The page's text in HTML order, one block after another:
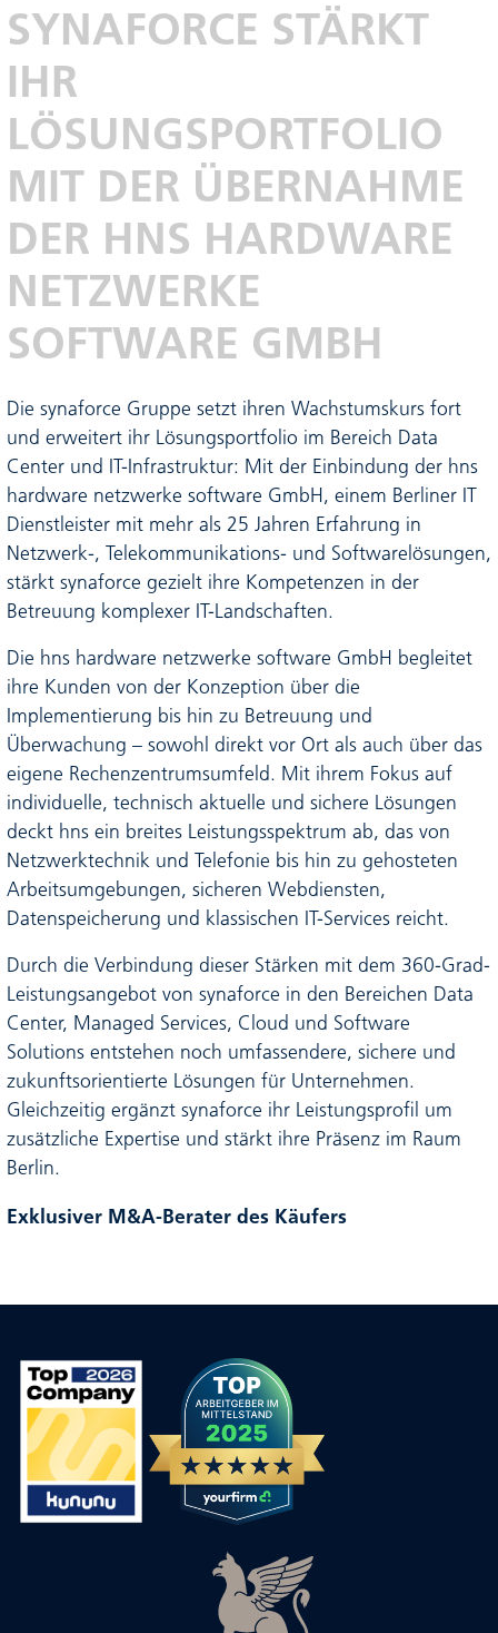
SYNAFORCE STÄRKT
IHR
LÖSUNGSPORTFOLIO
MIT DER ÜBERNAHME
DER HNS HARDWARE
NETZWERKE
SOFTWARE GMBH
Die synaforce Gruppe setzt ihren Wachstumskurs fort
und erweitert ihr Lösungsportfolio im Bereich Data
Center und IT-Infrastruktur: Mit der Einbindung der hns
hardware netzwerke software GmbH, einem Berliner IT
Dienstleister mit mehr als 25 Jahren Erfahrung in
Netzwerk-, Telekommunikations- und Softwarelösungen,
stärkt synaforce gezielt ihre Kompetenzen in der
Betreuung komplexer IT-Landschaften.
Die hns hardware netzwerke software GmbH begleitet
ihre Kunden von der Konzeption über die
Implementierung bis hin zu Betreuung und
Überwachung – sowohl direkt vor Ort als auch über das
eigene Rechenzentrumsumfeld. Mit ihrem Fokus auf
individuelle, technisch aktuelle und sichere Lösungen
deckt hns ein breites Leistungsspektrum ab, das von
Netzwerktechnik und Telefonie bis hin zu gehosteten
Arbeitsumgebungen, sicheren Webdiensten,
Datenspeicherung und klassischen IT-Services reicht.
Durch die Verbindung dieser Stärken mit dem 360-Grad-
Leistungsangebot von synaforce in den Bereichen Data
Center, Managed Services, Cloud und Software
Solutions entstehen noch umfassendere, sichere und
zukunftsorientierte Lösungen für Unternehmen.
Gleichzeitig ergänzt synaforce ihr Leistungsprofil um
zusätzliche Expertise und stärkt ihre Präsenz im Raum
Berlin.
Exklusiver M&A-Berater des Käufers